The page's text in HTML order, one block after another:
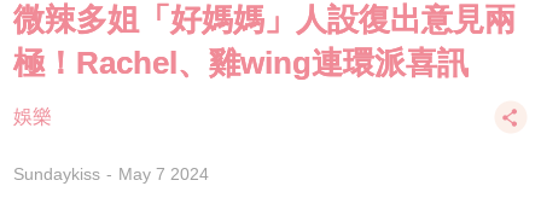
微辣多姐「好媽媽」人設復出意見兩
極！Rachel、雞wing連環派喜訊
娛樂
Sundaykiss May 7 2024